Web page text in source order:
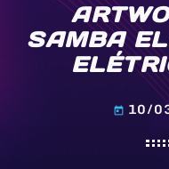
SAMBA
today 10/